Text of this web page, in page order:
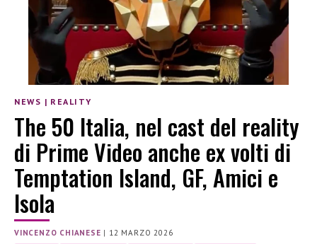
NEWS | REALITY
The 50 Italia, nel cast del reality
di Prime Video anche ex volti di
Temptation Island, GF, Amici e
Isola
VINCENZO CHIANESE | 12 MARZO 2026